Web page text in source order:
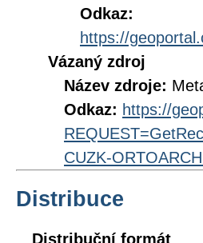
Odkaz:
https://
Vázaný zdroj
Název zdroje:
Odkaz: https://
CUZK-
Distribuce
Distribuční formát